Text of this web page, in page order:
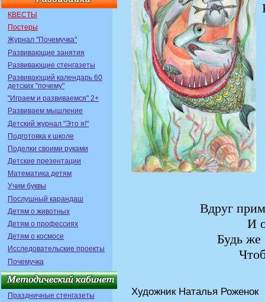
КВЕСТЫ
Постеры
Журнал "Почемучка"
Развивающие занятия
Развивающие стенгазеты
Развивающий календарь 60
детских "почему"
"Играем и развиваемся" 2+
Развиваем мышление
Детский журнал "Это я!"
Подготовка к школе
Поделки своими руками
Детские презентации
Математика детям
Учим буквы
Послушный карандаш
Детям о животных
Детям о профессиях
Детям о космосе
Исследовательские проекты
Почемучка
Праздничные стенгазеты
Вдруг
И
Будь же
Художник Наталья Роженок